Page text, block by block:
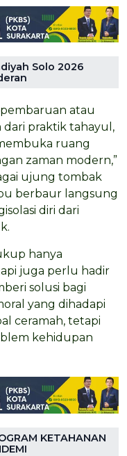
Solo 2026
atau
praktik tahayul,
ruang
zaman modern,”
ujung tombak
berbaur langsung
diri dari
hanya
juga perlu hadir
solusi bagi
yang dihadapi
ceramah, tetapi
kehidupan
KETAHANAN